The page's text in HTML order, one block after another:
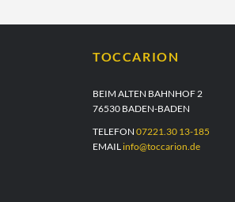
TOCCARION
BEIM ALTEN BAHNHOF 2
76530 BADEN-BADEN
TELEFON 07221.30 13-185
EMAIL info@toccarion.de